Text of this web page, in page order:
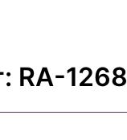
RA-1268